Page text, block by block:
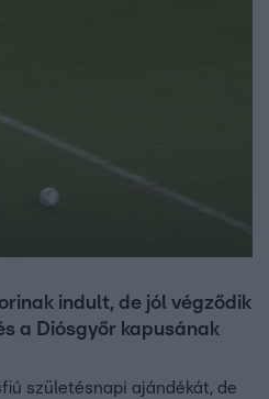
indult, de jól végződik
a Diósgyőr kapusának
születésnapi ajándékát, de